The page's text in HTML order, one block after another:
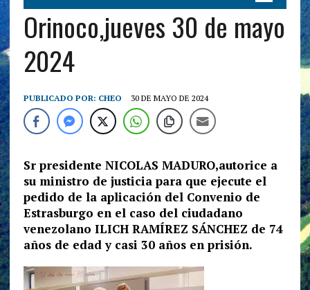
Orinoco,jueves 30 de mayo
2024
PUBLICADO POR: CHEO 30 DE MAYO DE 2024
Sr presidente NICOLAS MADURO,autorice a
su ministro de justicia para que ejecute el
pedido de la aplicación del Convenio de
Estrasburgo en el caso del ciudadano
venezolano ILICH RAMÍREZ SÁNCHEZ de 74
años de edad y casi 30 años en prisión.